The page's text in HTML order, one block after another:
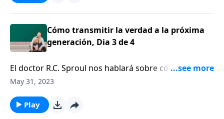
Cómo transmitir la verdad a la próxima
generación, Dia 3 de 4
El doctor R.C. Sproul nos hablará sobre cómo una
generación puede transmitirle la verdad bíblica a la
May 31, 2023
Play